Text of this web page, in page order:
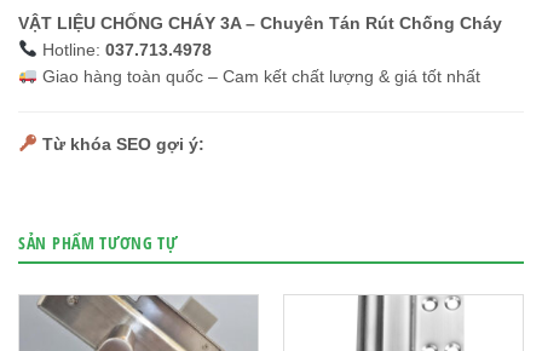
VẬT LIỆU CHỐNG CHÁY 3A – Chuyên Tán Rút Chống Cháy
Hotline: 037.713.4978
Giao hàng toàn quốc – Cam kết chất lượng & giá tốt nhất
Từ khóa SEO gợi ý:
SẢN PHẨM TƯƠNG TỰ